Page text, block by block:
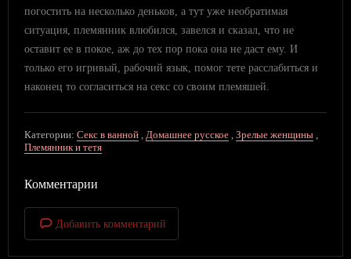
погостить на несколько деньков, а тут уже необратимая
ситуация, племянник влюбился, завелся и сказал, что не
оставит ее в покое, аж до тех пор пока она не даст ему. И
только его игривый, рабочий язык, помог тете расслабиться и
наконец то согласиться на секс со своим племяшей.
Категории: Секс в ванной , Домашнее русское , Зрелые женщины ,
Племянник и тетя
Комментарии
Добавить комментарий